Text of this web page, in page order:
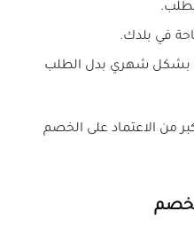
في بلدك.
بشكل شهري بدل الطلب
من الاعتماد على الخصم